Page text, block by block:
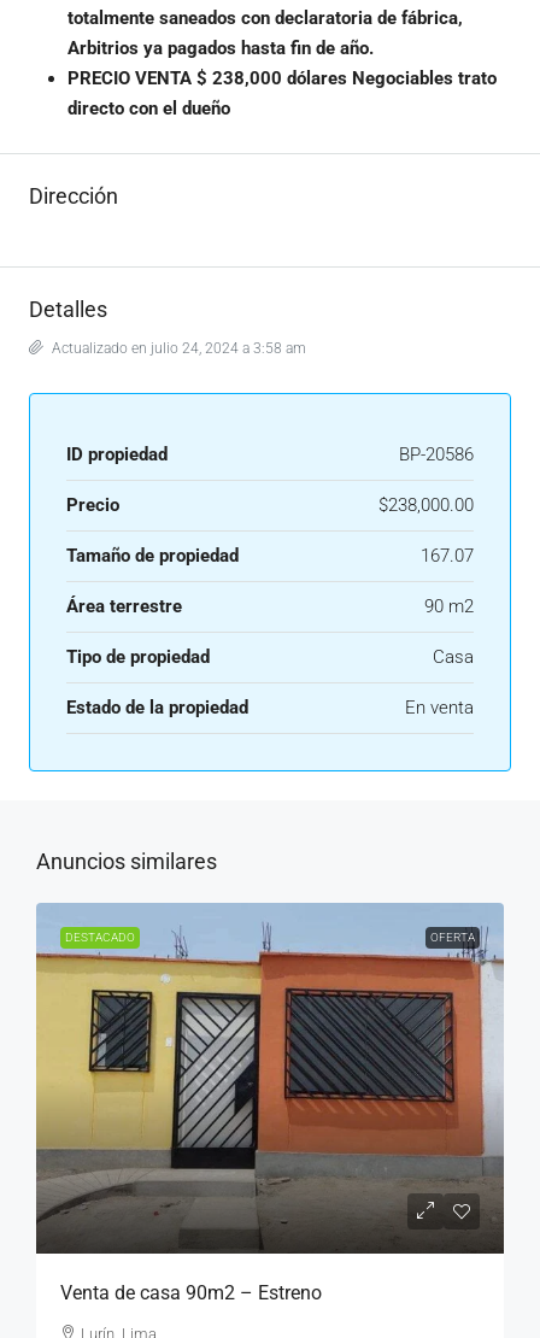
totalmente saneados con declaratoria de fábrica,
Arbitrios ya pagados hasta fin de año.
PRECIO VENTA $ 238,000 dólares Negociables trato
directo con el dueño
Dirección
Detalles
Actualizado en julio 24, 2024 a 3:58 am
ID propiedad BP-20586
Precio $238,000.00
Tamaño de propiedad 167.07
Área terrestre 90 m2
Tipo de propiedad Casa
Estado de la propiedad En venta
Anuncios similares
DESTACADO OFERTA
Venta de casa 90m2 – Estreno
Lurín, Lima